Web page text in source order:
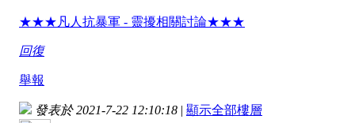
★★★凡人抗暴軍 - 靈擾相關討論★★★
回復
舉報
發表於 2021-7-22 12:10:18 | 顯示全部樓層